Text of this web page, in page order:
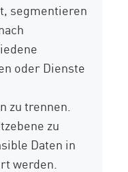
segmentieren
oder Dienste
zu trennen.
zu
Daten in
werden.